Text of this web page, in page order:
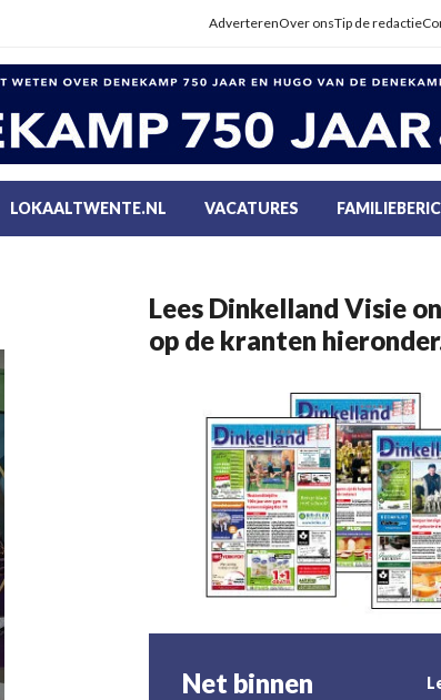
AdverterenOver onsTip de redactie
LOKAALTWENTE.NL VACATURES
Lees Dinkelland Visie
op de kranten
Net binnen